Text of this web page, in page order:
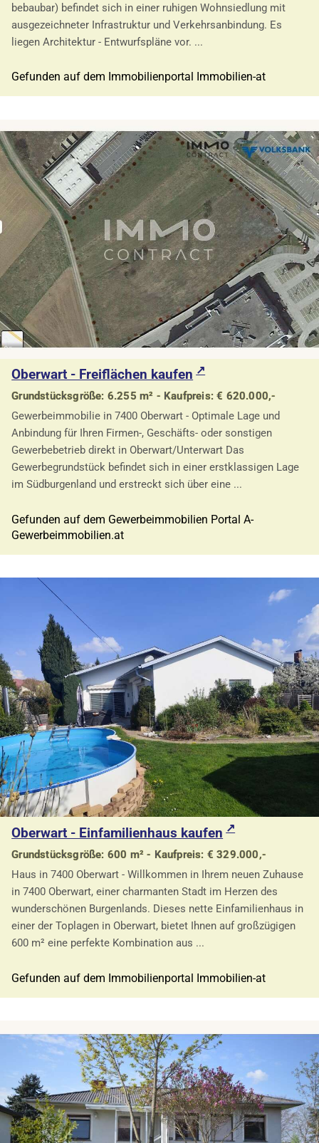
bebaubar) befindet sich in einer ruhigen Wohnsiedlung mit
ausgezeichneter Infrastruktur und Verkehrsanbindung. Es
liegen Architektur - Entwurfspläne vor. ...
Gefunden auf dem Immobilienportal Immobilien-at
Oberwart - Freiflächen kaufen
Grundstücksgröße: 6.255 m² - Kaufpreis: € 620.000,-
Gewerbeimmobilie in 7400 Oberwart - Optimale Lage und
Anbindung für Ihren Firmen-, Geschäfts- oder sonstigen
Gewerbebetrieb direkt in Oberwart/Unterwart Das
Gewerbegrundstück befindet sich in einer erstklassigen Lage
im Südburgenland und erstreckt sich über eine ...
Gefunden auf dem Gewerbeimmobilien Portal A-
Gewerbeimmobilien.at
Oberwart - Einfamilienhaus kaufen
Grundstücksgröße: 600 m² - Kaufpreis: € 329.000,-
Haus in 7400 Oberwart - Willkommen in Ihrem neuen Zuhause
in 7400 Oberwart, einer charmanten Stadt im Herzen des
wunderschönen Burgenlands. Dieses nette Einfamilienhaus in
einer der Toplagen in Oberwart, bietet Ihnen auf großzügigen
600 m² eine perfekte Kombination aus ...
Gefunden auf dem Immobilienportal Immobilien-at